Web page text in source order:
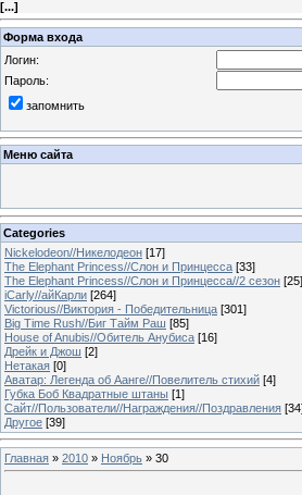
[...]
Форма входа
Логин:
Пароль:
запомнить
Меню сайта
Categories
Nickelodeon//Никелодеон [17]
The Elephant Princess//Слон и Принцесса [33]
The Elephant Princess//Слон и Принцесса//2 сезон [25]
iCarly//айКарли [264]
Victorious//Виктория - Победительница [301]
Big Time Rush//Биг Тайм Раш [85]
House of Anubis//Обитель Анубиса [16]
Дрейк и Джош [2]
Нетакая [0]
Аватар: Легенда об Аанге//Повелитель стихий [4]
Губка Боб Квадратные штаны [1]
Сайт//Пользователи//Награждения//Поздравления
Другое [39]
Главная » 2010 » Ноябрь » 30